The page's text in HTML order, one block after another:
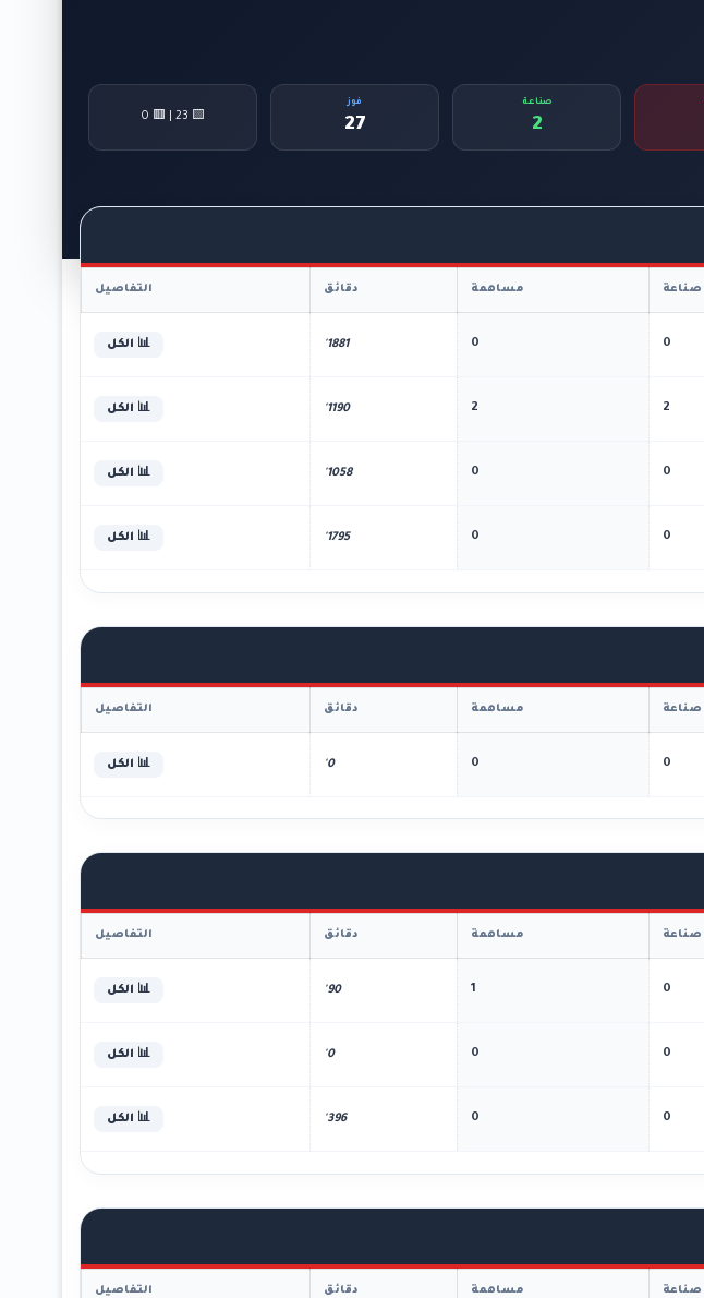
صناعة
2
فوز
27
🟨 23 | 🟥 0
صناعة مساهمة دقائق التفاصيل
0
0
1881' 📊 الكل
2
2
1190' 📊 الكل
0
0
1058' 📊 الكل
0
0
1795' 📊 الكل
صناعة مساهمة دقائق التفاصيل
0
0
0' 📊 الكل
صناعة مساهمة دقائق التفاصيل
0
1
90' 📊 الكل
0
0
0' 📊 الكل
0
0
396' 📊 الكل
صناعة مساهمة دقائق التفاصيل